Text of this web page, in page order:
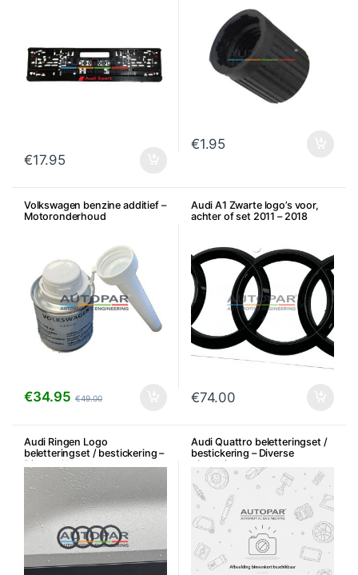
€17.95
€1.95
Volkswagen benzine additief –
Motoronderhoud
€34.95 €49.00
Audi A1 Zwarte logo’s voor,
achter of set 2011 – 2018
€74.00
Audi Ringen Logo
beletteringset / bestickering –
Diverse kleuren
Audi Quattro beletteringset /
bestickering – Diverse
uitvoeringen